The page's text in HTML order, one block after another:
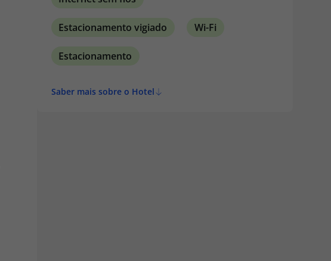
Estacionamento vigiado Wi-Fi
Estacionamento
Saber mais sobre o Hotel